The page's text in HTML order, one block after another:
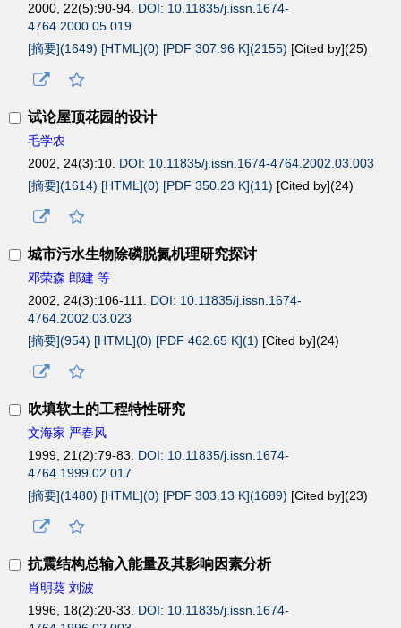
2000, 22(5):90-94. DOI: 10.11835/j.issn.1674-
4764.2000.05.019
[摘要](1649) [HTML](0) [PDF 307.96 K](2155) [Cited by](25)
试论屋顶花园的设计
毛学农
2002, 24(3):10. DOI: 10.11835/j.issn.1674-4764.2002.03.003
[摘要](1614) [HTML](0) [PDF 350.23 K](11) [Cited by](24)
城市污水生物除磷脱氮机理研究探讨
邓荣森 郎建 等
2002, 24(3):106-111. DOI: 10.11835/j.issn.1674-
4764.2002.03.023
[摘要](954) [HTML](0) [PDF 462.65 K](1) [Cited by](24)
吹填软土的工程特性研究
文海家 严春风
1999, 21(2):79-83. DOI: 10.11835/j.issn.1674-
4764.1999.02.017
[摘要](1480) [HTML](0) [PDF 303.13 K](1689) [Cited by](23)
抗震结构总输入能量及其影响因素分析
肖明葵 刘波
1996, 18(2):20-33. DOI: 10.11835/j.issn.1674-